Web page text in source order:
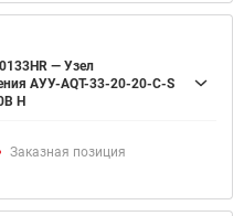
— Узел
АУУ-AQT-33-20-20-C-S
H
Заказная позиция